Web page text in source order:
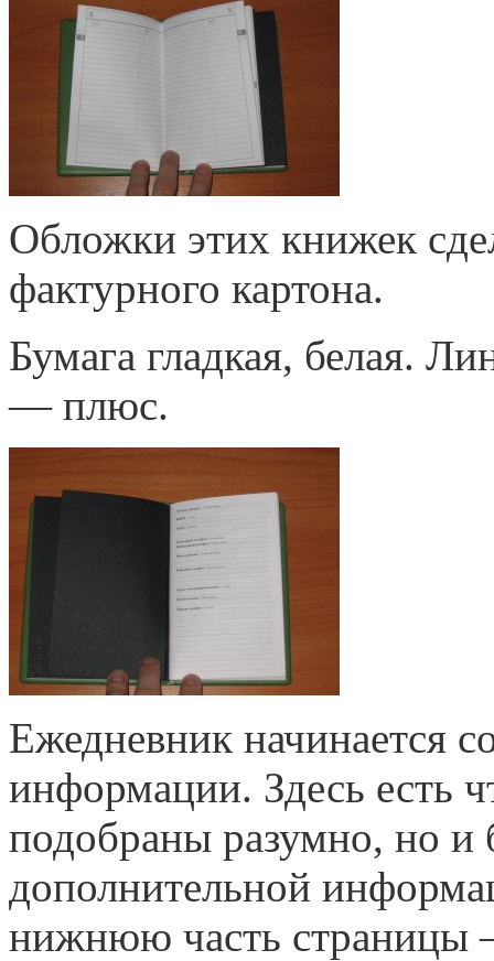
Обложки этих книжек
фактурного картона.
Бумага гладкая, белая.
— плюс.
Ежедневник начинается
информации. Здесь есть
подобраны разумно, но и
дополнительной
нижнюю часть страницы